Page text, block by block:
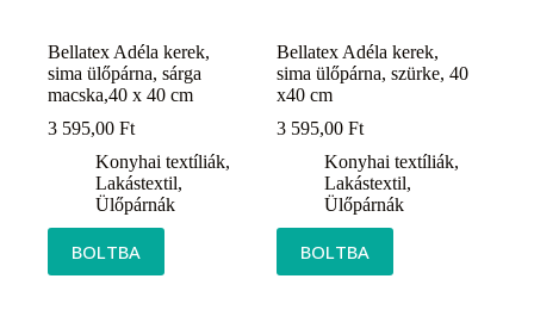
Bellatex Adéla kerek,
sima ülőpárna, sárga
macska,40 x 40 cm
3 595,00 Ft
Konyhai textíliák,
Lakástextil,
Ülőpárnák
BOLTBA
Bellatex Adéla kerek,
sima ülőpárna, szürke, 40
x40 cm
3 595,00Ft
Konyhai textíliák,
Lakástextil,
Ülőpárnák
BOLTBA